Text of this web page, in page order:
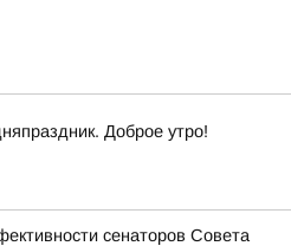
Доброе утро!
сенаторов Совета